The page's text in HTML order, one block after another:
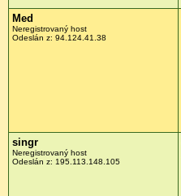
Med
Neregistrovaný host
Odeslán z: 94.124.41.38
singr
Neregistrovaný host
Odeslán z: 195.113.148.105